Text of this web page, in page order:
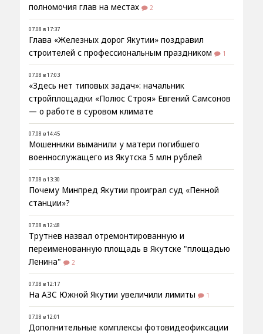
полномочия глав на местах
2
07.08 в 17:37
Глава «Железных дорог Якутии» поздравил
строителей с профессиональным праздником
1
07.08 в 17:03
«Здесь нет типовых задач»: начальник
стройплощадки «Полюс Строя» Евгений Самсонов
— о работе в суровом климате
07.08 в 14:45
Мошенники выманили у матери погибшего
военнослужащего из Якутска 5 млн рублей
07.08 в 13:30
Почему Минпред Якутии проиграл суд «Пенной
станции»?
07.08 в 12:48
Трутнев назвал отремонтированную и
переименованную площадь в Якутске "площадью
Ленина"
2
07.08 в 12:17
На АЗС Южной Якутии увеличили лимиты 1
07.08 в 12:01
Дополнительные комплексы фотовидеофиксации